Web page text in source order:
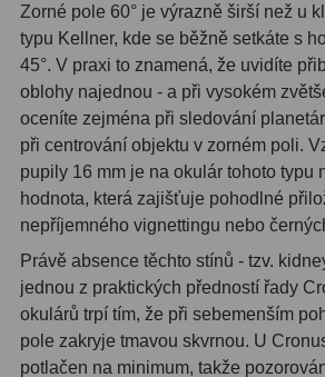
Příslušenství54
Redukce 1,25" a 2" 17
Svítilny
Čištění28
Binohlavy3
Ostatní
93
Zorné pole 60° je výrazně širší než u
typu Kellner, kde se běžně setkáte s
45°. V praxi to znamená, že uvidíte
oblohy najednou - a při vysokém
oceníte zejména při sledování
při centrování objektu v zorném poli.
pupily 16 mm je na okulár tohoto typu
hodnota, která zajišťuje pohodlné
nepříjemného vignettingu nebo
Právě absence těchto stínů - tzv.
jednou z praktických předností řady
okulárů trpí tím, že při sebemenším
pole zakryje tmavou skvrnou. U
potlačen na minimum, takže